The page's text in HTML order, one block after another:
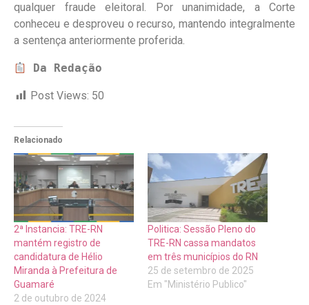
qualquer fraude eleitoral. Por unanimidade, a Corte
conheceu e desproveu o recurso, mantendo integralmente
a sentença anteriormente proferida.
Da Redação
Post Views: 50
Relacionado
2ª Instancia: TRE-RN
mantém registro de
candidatura de Hélio
Miranda à Prefeitura de
Guamaré
2 de outubro de 2024
Politica: Sessão Pleno do
TRE-RN cassa mandatos
em três municípios do RN
25 de setembro de 2025
Em "Ministério Publico"